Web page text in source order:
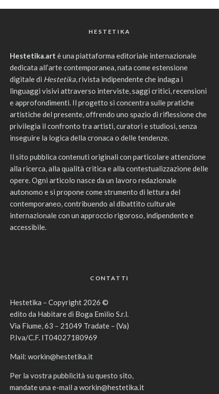
HESTETIKA
Hestetika.art è una piattaforma editoriale internazionale
dedicata all’arte contemporanea, nata come estensione
digitale di Hestetika, rivista indipendente che indaga i
linguaggi visivi attraverso interviste, saggi critici, recensioni
e approfondimenti. Il progetto si concentra sulle pratiche
artistiche del presente, offrendo uno spazio di riflessione che
privilegia il confronto tra artisti, curatori e studiosi, senza
inseguire la logica della cronaca o delle tendenze.
Il sito pubblica contenuti originali con particolare attenzione
alla ricerca, alla qualità critica e alla contestualizzazione delle
opere. Ogni articolo nasce da un lavoro redazionale
autonomo e si propone come strumento di lettura del
contemporaneo, contribuendo al dibattito culturale
internazionale con un approccio rigoroso, indipendente e
accessibile.
CONTATTI
Hestetika – Copyright 2026 ©
edito da Habitare di Boga Emilio S.r.l.
Via Fiume, 63 – 21049 Tradate – (Va)
P.Iva/C.F. IT04027180969
Mail: workin@hestetika.it
Per la vostra pubblicità su questo sito,
mandate una e-mail a workin@hestetika.it